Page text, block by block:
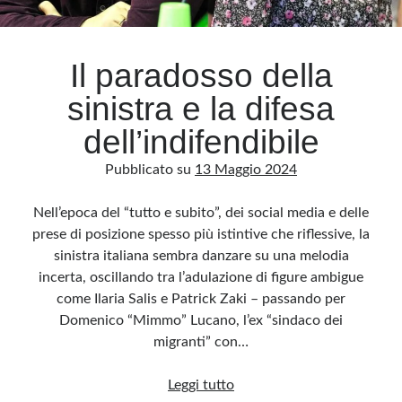
Archivio
Categorie
Questo blog non rappresenta una testata giornalistica, in quanto viene aggiornato
senza alcuna periodicità. Non può pertanto considerarsi un prodotto editoriale ai
sensi della legge n· 62 del 7.03.2001. L’autore non è responsabile di quanto
pubblicato dai lettori nei commenti ai vari post. Saranno comunque cancellati quelli
ritenuti offensivi o lesivi dell’immagine o dell’onorabilità di terzi, di genere spam,
razzisti o che contengano dati personali non conformi al rispetto delle norme sulla
privacy. Alcune immagini inserite in questo blog sono tratte da Internet e, pertanto,
considerate di pubblico dominio. Qualora la loro pubblicazione violasse eventuali
diritti d’autore, vi invito a comunicarlo via e-mail a info[at]dinovalle.it e saranno
Il paradosso della
sinistra e la difesa
dell’indifendibile
Pubblicato su 13 Maggio 2024
Nell’epoca del “tutto e subito”, dei social media e delle
prese di posizione spesso più istintive che riflessive, la
sinistra italiana sembra danzare su una melodia
incerta, oscillando tra l’adulazione di figure ambigue
come Ilaria Salis e Patrick Zaki – passando per
Domenico “Mimmo” Lucano, l’ex “sindaco dei
migranti” con…
Leggi tuttoIl